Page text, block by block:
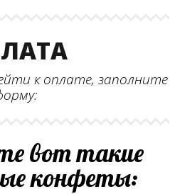
к оплате, заполните
вот такие
конфеты: